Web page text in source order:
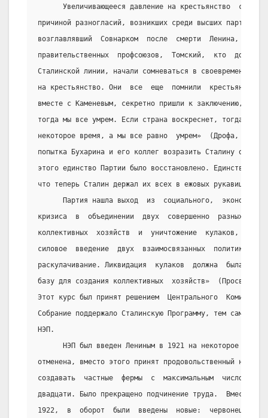
Увеличивающееся давление на крестьянство  с
причиной разногласий, возникших среди высших
возглавлявший  Совнарком  после  смерти  Ленина,
правительственных  профсоюзов,  Томский,  кто  до
Сталинской линии, начали сомневаться в
на крестьянство. Они  все  еще  помнили  крестьянскую
вместе с Каменевым, секретно пришли к заключению,
тогда мы все умрем. Если страна воскреснет, тогда он
некоторое время, а мы все равно  умрем»  (Дрофа,
попытка Бухарина и его коллег возразить Сталину
этого единство Партии было восстановлено.
что теперь Сталин держал их всех в ежовых рукавицах.
Партия нашла выход  из  социального,
кризиса  в  объединении  двух  совершенно  разных
коллективных  хозяйств  и  уничтожение  кулаков,  как
силовое  введение  двух  взаимосвязанных  политик:
раскулачивание. Ликвидация  кулаков  должна  была
базу для создания коллективных  хозяйств»
Этот курс был принят решением  Центрального
Собрание поддержало Сталинскую Программу, тем самым
НЭП.
НЭП был введен Лениным в 1921 на некоторое
отменена, вместо этого принят продовольственный
создавать  частные  фермы  с  максимальным  числом
двадцати. Было прекращено подчинение труда.  Вместо
1922,  в  оборот  были  введены  новые:  червонец,